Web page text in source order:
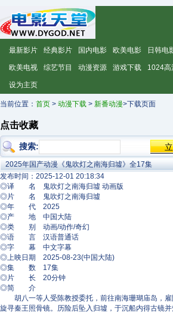
最新影片 经典影片 国内电影 欧美电影 日韩电
欧美电视 综艺节目 动漫资源 游戏下载 1024高
设为主页
当前位置： 首页 > 动漫下载 > 新番动漫>下载页面
点击收藏
搜索:
2025年国产动漫《鬼吹灯之南海归墟》全17集
发布时间：2025-12-01 20:18:34
◎译 名 鬼吹灯之南海归墟 动画版
◎片 名 鬼吹灯之南海归墟
◎年 代 2025
◎产 地 中国大陆
◎类 别 动画/动作/奇幻
◎语 言 汉语普通话
◎字 幕 中文字幕
◎上映日期 2025-08-23(中国大陆)
◎集 数 17集
◎片 长 20分钟
◎简 介
胡八一等人受陈教授委托，前往南海珊瑚庙岛，雇
旋寻秦王照骨镜。历险后坠入归墟，于沉船内得古镜